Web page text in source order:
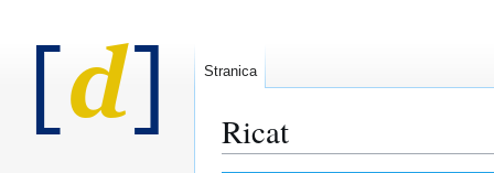
Ricat
Stranica